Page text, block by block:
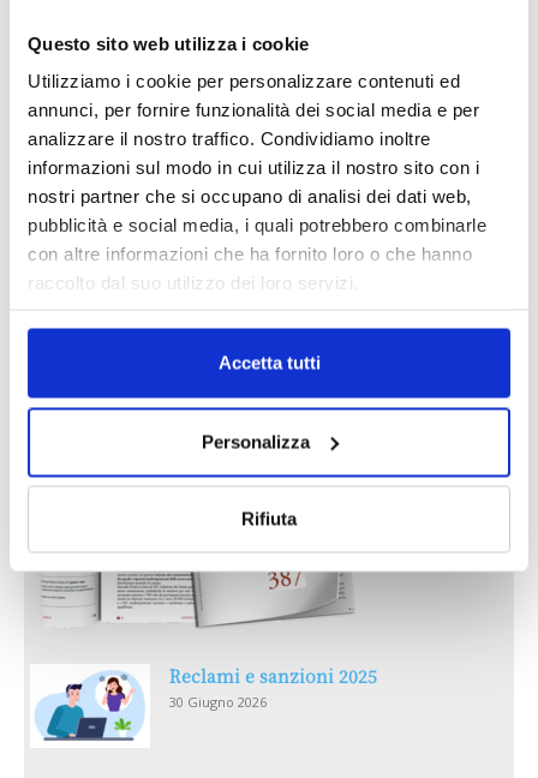
Questo sito web utilizza i cookie
Utilizziamo i cookie per personalizzare contenuti ed
annunci, per fornire funzionalità dei social media e per
analizzare il nostro traffico. Condividiamo inoltre
informazioni sul modo in cui utilizza il nostro sito con i
nostri partner che si occupano di analisi dei dati web,
pubblicità e social media, i quali potrebbero combinarle
con altre informazioni che ha fornito loro o che hanno
raccolto dal suo utilizzo dei loro servizi.
Accetta tutti
Personalizza
Rifiuta
AGOSTO 2026
Reclami e sanzioni 2025
30 Giugno 2026